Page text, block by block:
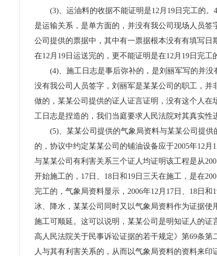
(3)、运油料的收据不能证明是12月19日完工的。
是运输关系，是单方面的，并没有我公司现场人员签
公司提供的票据中，其中有一票据根本没有有填写日
在12月19日运送完的，更不能证明是在12月19日完工
(4)、施工日志是事后弥补的，是刘丽军写的并没
没有我公司人员签字，刘丽军是某某公司的职工，并
做的，某某公司提供的证人证言证明，没有这个人在
工日志是捏造的，我们当庭要求人民法院对其真实性
(5)、某某公司提供的气象局资料与某某公司提供
的，协议中约定某某公司的铺油设备应于2005年12月
与某某公司有利害关系三个证人均证明该工程是从
开始施工的，17日、18日和19日三天在施工，是在
完工的，气象局资料显示，2006年12月17日、18日和
冰、降水，某某公司同时又以气象局资料作为证据使
施工可顺延。这可以说明，某某公司是明知证人的证
高人民法院关于民事诉讼证据的若干规定》第69条第
人与其有利害关系的，从而以气象局资料的资料来印